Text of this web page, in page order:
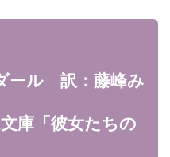
ール 訳：藤峰み
庫「彼女たちの